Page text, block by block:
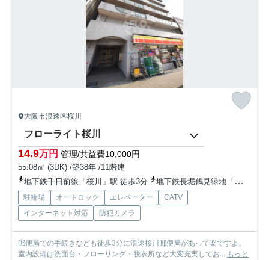
大阪市浪速区桜川
フローライト桜川
14.9万円 管理/共益費10,000円
55.08㎡ (3DK) /築38年 /11階建
地下鉄千日前線「桜川」駅 徒歩3分
地下鉄長堀鶴見緑地「大正」駅 徒歩7分
駐輪場 オートロック エレベーター
CATV
インターネット対応
防犯カメラ
郵便局での手続きなども徒歩3分に浪速桜川郵便局があって楽ですよ。
室内設備は洗面台・フローリング・脱衣所など大変充実してお... もっと